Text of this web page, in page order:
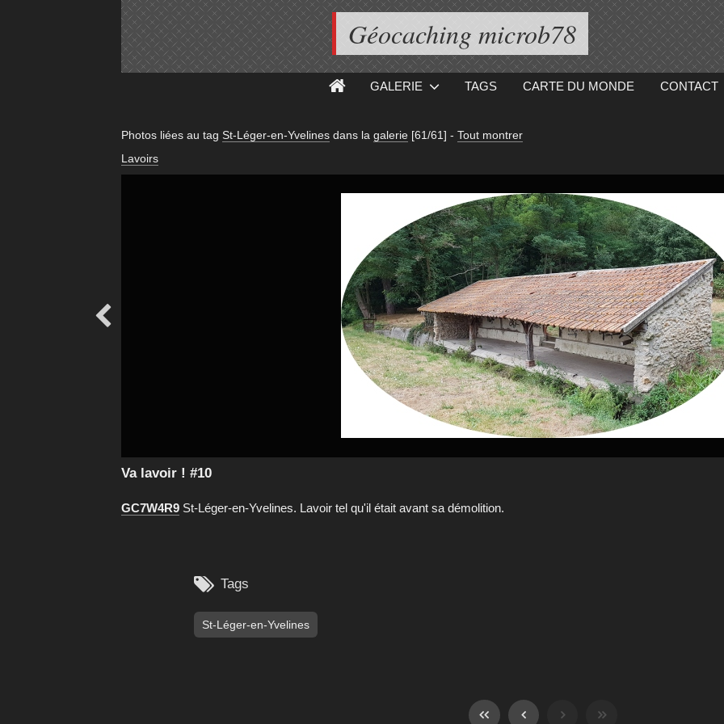
Géocaching microb78
GALERIE TAGS CARTE DU MONDE CONTACT
Photos liées au tag St-Léger-en-Yvelinesdans la galerie [61/61] - Tout montrer
Lavoirs

Va lavoir ! #10
GC7W4R9St-Léger-en-Yvelines. Lavoir tel qu'il était avant sa démolition.
 Tags
St-Léger-en-Yvelines